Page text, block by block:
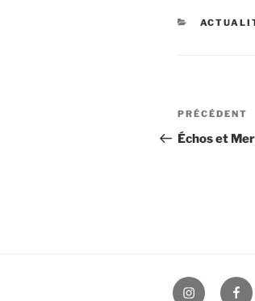
de
Article
précédent
PRÉCÉDENT
Échos et
Instagram